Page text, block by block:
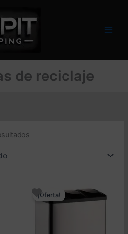
de reciclaje
¡Oferta!